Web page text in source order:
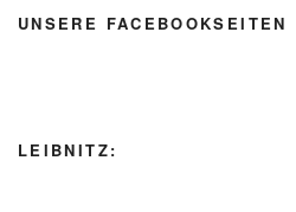
UNSERE FACEBOOKSEITEN
LEIBNITZ: